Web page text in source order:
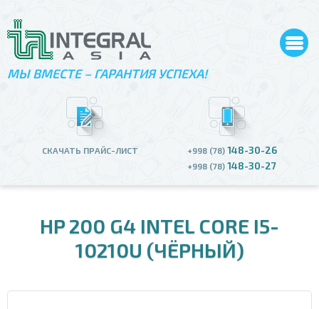
МЫ ВМЕСТЕ – ГАРАНТИЯ УСПЕХА!
+998 (78) 148-30-26
+998 (78) 148-30-27
СКАЧАТЬ ПРАЙС-ЛИСТ
HP 200 G4 INTEL CORE I5-
10210U (ЧЁРНЫЙ)